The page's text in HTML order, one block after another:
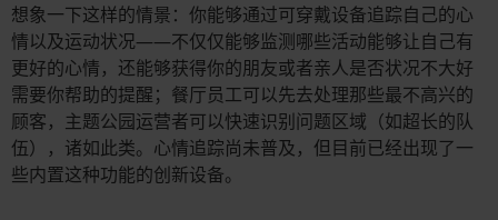
想象一下这样的情景：你能够通过可穿戴设备追踪自己的心
情以及运动状况——不仅仅能够监测哪些活动能够让自己有
更好的心情，还能够获得你的朋友或者亲人是否状况不大好
需要你帮助的提醒；餐厅员工可以先去处理那些最不高兴的
顾客，主题公园运营者可以快速识别问题区域（如超长的队
伍），诸如此类。心情追踪尚未普及，但目前已经出现了一
些内置这种功能的创新设备。